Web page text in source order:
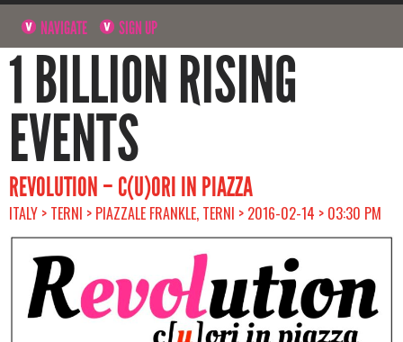
NAVIGATE SIGN UP
1 BILLION RISING
EVENTS
REVOLUTION – C(U)ORI IN PIAZZA
ITALY > TERNI > PIAZZALE FRANKLE, TERNI > 2016-02-14 > 03:30 PM